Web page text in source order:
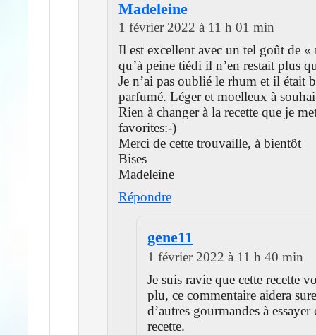
Madeleine
1 février 2022 à 11 h 01 min
Il est excellent avec un tel goût de «
qu’à peine tiédi il n’en restait plus
Je n’ai pas oublié le rhum et il était
parfumé. Léger et moelleux à
Rien à changer à la recette que je
favorites:-)
Merci de cette trouvaille, à bientôt
Bises
Madeleine
Répondre
gene11
1 février 2022 à 11 h 40 min
Je suis ravie que cette recette
plu, ce commentaire aidera
d’autres gourmandes à essayer
recette.